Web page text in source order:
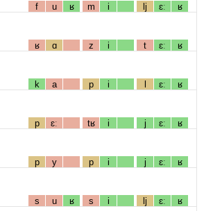
f u ʁ m i lj ɛː ʁ
ʁ ɑ z i t ɛː ʁ
k a p i l ɛː ʁ
p ɛː tʁ i j ɛː ʁ
p y p i j ɛː ʁ
s u ʁ s i lj ɛː ʁ